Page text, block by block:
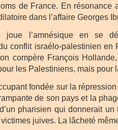
de France. En résonance
dans l’affaire Georges
joue l’amnésique en se
conflit israélo-palestinien en
compère François
les Palestiniens, mais pour
fondée sur la
de son pays et la
pharisien qui donnerait
juives. La lâcheté